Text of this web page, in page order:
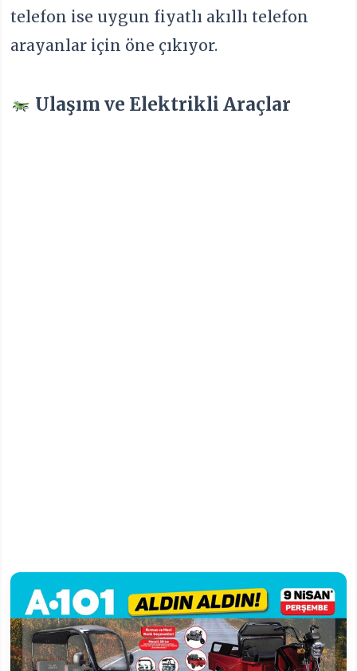
telefon ise uygun fiyatlı akıllı telefon
arayanlar için öne çıkıyor.
Ulaşım ve Elektrikli Araçlar